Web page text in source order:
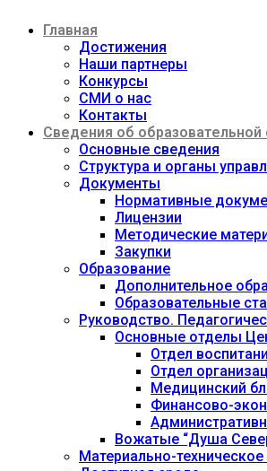
содержимому
Главная
Достижения
Наши партнеры
Конкурсы
СМИ о нас
Контакты
Сведения об образовательной
Основные сведения
Структура и органы
Документы
Нормативные
Лицензии
Методические
Закупки
Образование
Дополнительное
Образовательные
Руководство.
Основные отделы
Отдел
Отдел
Медицинский
Финансово-
Вожатые “Душа
Материально-